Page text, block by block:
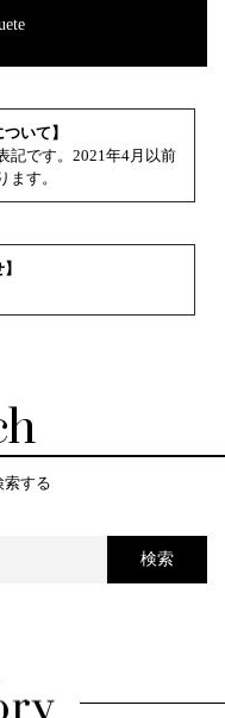
いて】
記です。2021年4月以前
す。
する
検索